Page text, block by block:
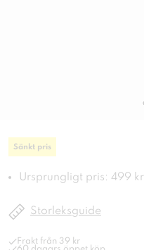
Sänkt pris
Ursprungligt pris: 499 kr
Storleksguide
Frakt från 39 kr